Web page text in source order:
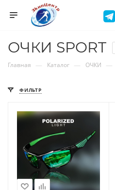
ОЧКИ SPORT
Главная — Каталог — ОЧКИ —
ФИЛЬТР